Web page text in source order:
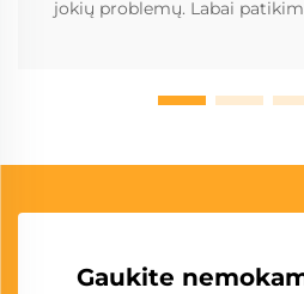
jokių problemų. Labai
Gaukite